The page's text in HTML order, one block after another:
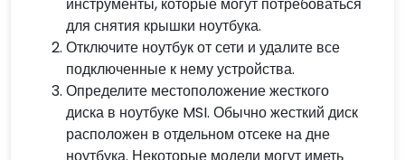
для снятия крышки ноутбука.
Отключите ноутбук от сети и удалите все
подключенные к нему устройства.
Определите местоположение жесткого
диска в ноутбуке MSI. Обычно жесткий диск
расположен в отдельном отсеке на дне
ноутбука. Некоторые модели могут иметь